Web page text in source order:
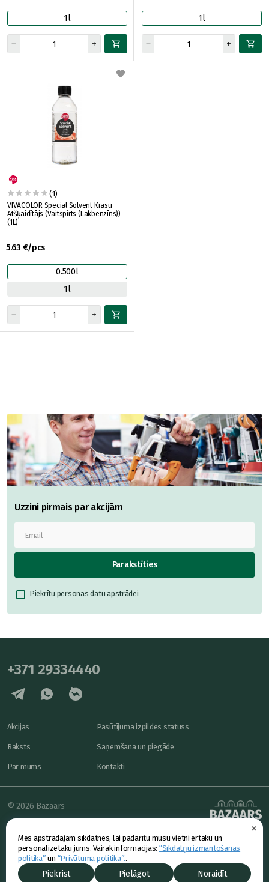
×
Mēs apstrādājam sīkdatnes, lai padarītu mūsu vietni ērtāku un
personalizētāku jums. Vairāk informācijas: “Sīkdatņu izmantošanas
politika” un “Privātuma politika”..
Piekrist Pielāgot Noraidīt
1l 1l
(1)
VIVACOLOR Special Solvent Krāsu
Atšķaidītājs (Vaitspirts (Lakbenzīns))
(1L)
5.63 €/pcs
0.500l
1l
Uzzini pirmais par akcijām
Parakstīties
Piekrītu personas datu apstrādei
+371 29334440
Akcijas
Raksts
Par mums
Pasūtījuma izpildes statuss
Saņemšana un piegāde
Kontakti
powered by
© 2026 Bazaars
Konfidencialitāte
Piedāvājums